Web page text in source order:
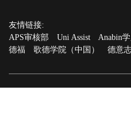
友情链接:
APS审核部
Uni Assist Anabin
德福
歌德学院（中国） 德意